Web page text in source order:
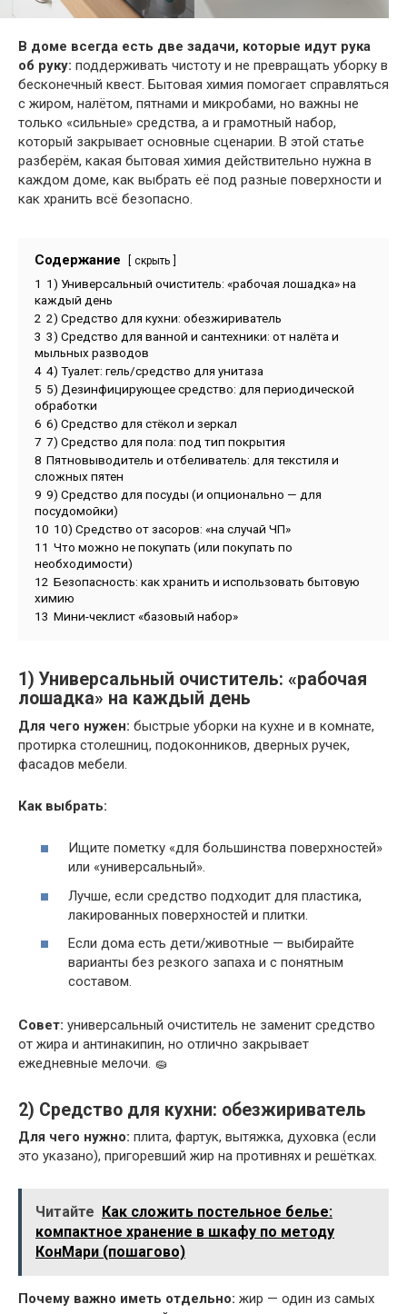
В доме всегда есть две задачи, которые идут рука
об руку: поддерживать чистоту и не превращать уборку в
бесконечный квест. Бытовая химия помогает справляться
с жиром, налётом, пятнами и микробами, но важны не
только «сильные» средства, а и грамотный набор,
который закрывает основные сценарии. В этой статье
разберём, какая бытовая химия действительно нужна в
каждом доме, как выбрать её под разные поверхности и
как хранить всё безопасно.
Содержание скрыть
1 1) Универсальный очиститель: «рабочая лошадка» на
каждый день
2 2) Средство для кухни: обезжириватель
3 3) Средство для ванной и сантехники: от налёта и
мыльных разводов
4 4) Туалет: гель/средство для унитаза
5 5) Дезинфицирующее средство: для периодической
обработки
6 6) Средство для стёкол и зеркал
7 7) Средство для пола: под тип покрытия
8 Пятновыводитель и отбеливатель: для текстиля и
сложных пятен
9 9) Средство для посуды (и опционально — для
посудомойки)
10 10) Средство от засоров: «на случай ЧП»
11 Что можно не покупать (или покупать по
необходимости)
12 Безопасность: как хранить и использовать бытовую
химию
13 Мини-чеклист «базовый набор»
1) Универсальный очиститель: «рабочая
лошадка» на каждый день
Для чего нужен: быстрые уборки на кухне и в комнате,
протирка столешниц, подоконников, дверных ручек,
фасадов мебели.
Как выбрать:
Ищите пометку «для большинства поверхностей»
или «универсальный».
Лучше, если средство подходит для пластика,
лакированных поверхностей и плитки.
Если дома есть дети/животные — выбирайте
варианты без резкого запаха и с понятным
составом.
Совет: универсальный очиститель не заменит средство
от жира и антинакипин, но отлично закрывает
ежедневные мелочи. 🧽
2) Средство для кухни: обезжириватель
Для чего нужно: плита, фартук, вытяжка, духовка (если
это указано), пригоревший жир на противнях и решётках.
Читайте
Как сложить постельное белье:
компактное хранение в шкафу по методу
КонМари (пошагово)
Почему важно иметь отдельно: жир — один из самых